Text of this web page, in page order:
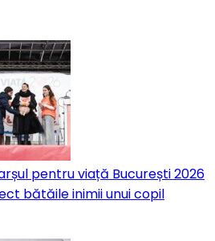
pentru viață București 2026
bătăile inimii unui copil